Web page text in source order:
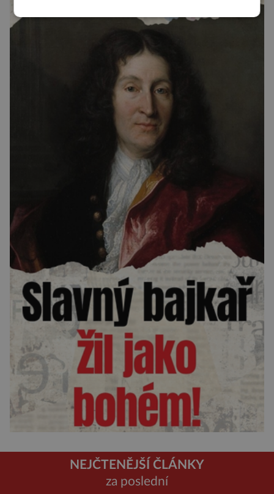
NEJČTENĚJŠÍ ČLÁNKY
za poslední